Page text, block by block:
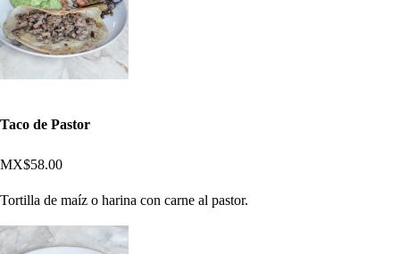
Taco de Pastor
MX$58.00
Tortilla de maíz o harina con carne al pastor.